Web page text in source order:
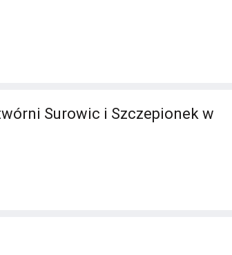
Surowic i Szczepionek w